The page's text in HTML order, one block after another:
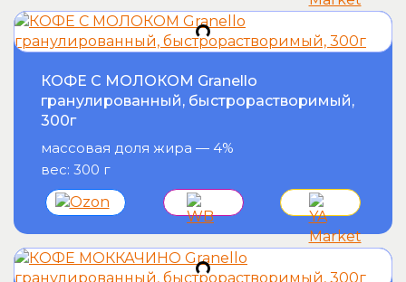
КОФЕ С МОЛОКОМ Granello
гранулированный, быстрорастворимый,
300г
массовая доля жира — 4%
вес: 300 г